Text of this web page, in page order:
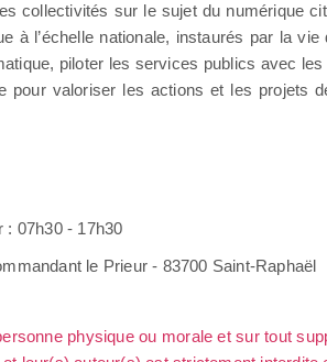
collectivités sur le sujet du numérique
à l’échelle nationale, instaurés par la
piloter les services publics avec
pour valoriser les actions et les
: 07h30 - 17h30
le Prieur - 83700 Saint-Raphaël
physique ou morale et sur tout